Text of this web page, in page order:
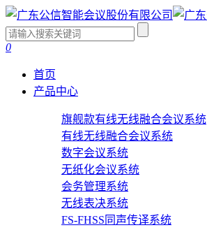
0
首页
产品中心
旗舰款有线无线融合会议系统
有线无线融合会议系统
数字会议系统
无纸化会议系统
会务管理系统
无线表决系统
FS-FHSS同声传译系统